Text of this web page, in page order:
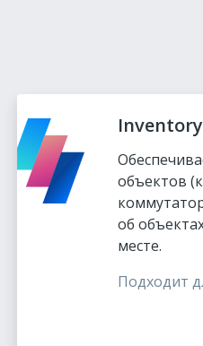
Inventory
объектов
об
месте.
Подходит